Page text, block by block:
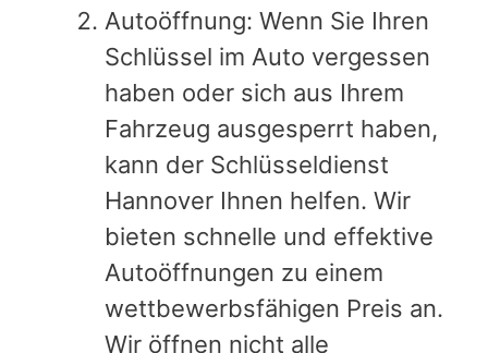
Autoöffnung: Wenn Sie Ihren
Schlüssel im Auto vergessen
haben oder sich aus Ihrem
Fahrzeug ausgesperrt haben,
kann der Schlüsseldienst
Hannover Ihnen helfen. Wir
bieten schnelle und effektive
Autoöffnungen zu einem
wettbewerbsfähigen Preis an.
Wir öffnen nicht alle